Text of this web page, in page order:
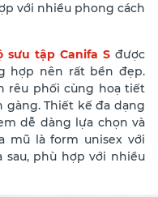
với nhiều phong cách
sưu tập Canifa S được
hợp nên rất bền đẹp.
rêu phối cùng hoạ tiết
gàng. Thiết kế đa dạng
dễ dàng lựa chọn và
mũ là form unisex với
phù hợp với nhiều